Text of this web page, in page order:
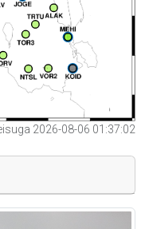
2026-08-06 01:37:02